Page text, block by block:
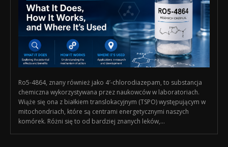
Ro5-4864, znany również jako 4′-chlorodiazepam, to substancja
chemiczna wykorzystywana przez naukowców w laboratoriach.
Wiąże się ona z białkiem translokacyjnym (TSPO) występującym w
mitochondriach, które są centrami energetycznymi naszych
komórek. Różni się to od bardziej znanych leków,...